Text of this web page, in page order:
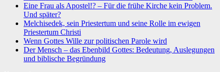
Eine Frau als Apostel!? – Für die frühe Kirche kein Problem.
Und später?
Melchisedek, sein Priestertum und seine Rolle im ewigen
Priestertum Christi
Wenn Gottes Wille zur politischen Parole wird
Der Mensch – das Ebenbild Gottes: Bedeutung, Auslegungen
und biblische Begründung